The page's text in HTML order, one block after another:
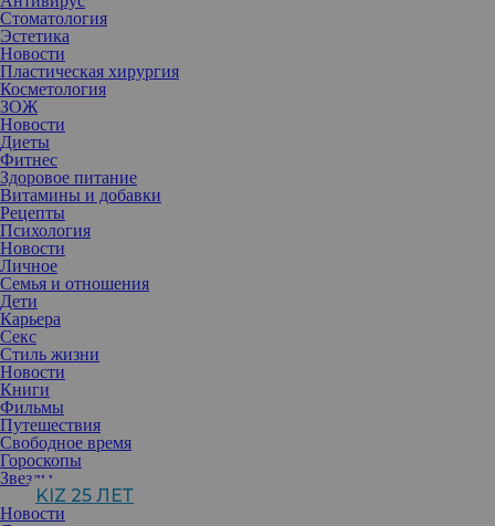
Стоматология
Эстетика
Новости
Пластическая хирургия
Косметология
ЗОЖ
Новости
Диеты
Фитнес
Здоровое питание
Витамины и добавки
Рецепты
Психология
Новости
Личное
Семья и отношения
Дети
Карьера
Секс
Стиль жизни
Новости
Книги
Фильмы
Путешествия
Свободное время
Гороскопы
Звезды
KIZ 25 ЛЕТ
Новости
Расскажем, почему этот метод питания подходит не всем и
может быть даже опасен.